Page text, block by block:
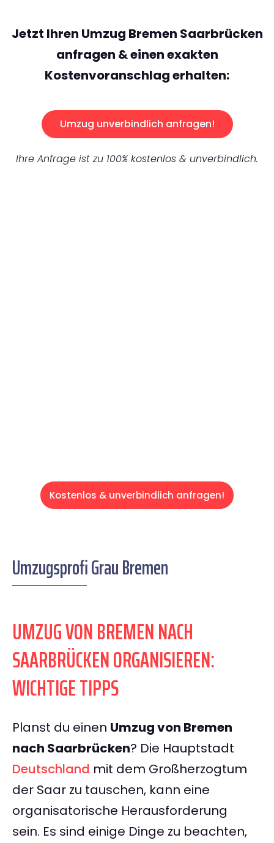
Jetzt Ihren Umzug Bremen Saarbrücken
anfragen & einen exakten
Kostenvoranschlag erhalten:
Umzug unverbindlich anfragen!
Ihre Anfrage ist zu 100% kostenlos & unverbindlich.
Kostenlos & unverbindlich anfragen!
Umzugsprofi Grau Bremen
UMZUG VON BREMEN NACH
SAARBRÜCKEN ORGANISIEREN:
WICHTIGE TIPPS
Planst du einen Umzug von Bremen
nach Saarbrücken? Die Hauptstadt
Deutschland mit dem Großherzogtum
der Saar zu tauschen, kann eine
organisatorische Herausforderung
sein. Es sind einige Dinge zu beachten,